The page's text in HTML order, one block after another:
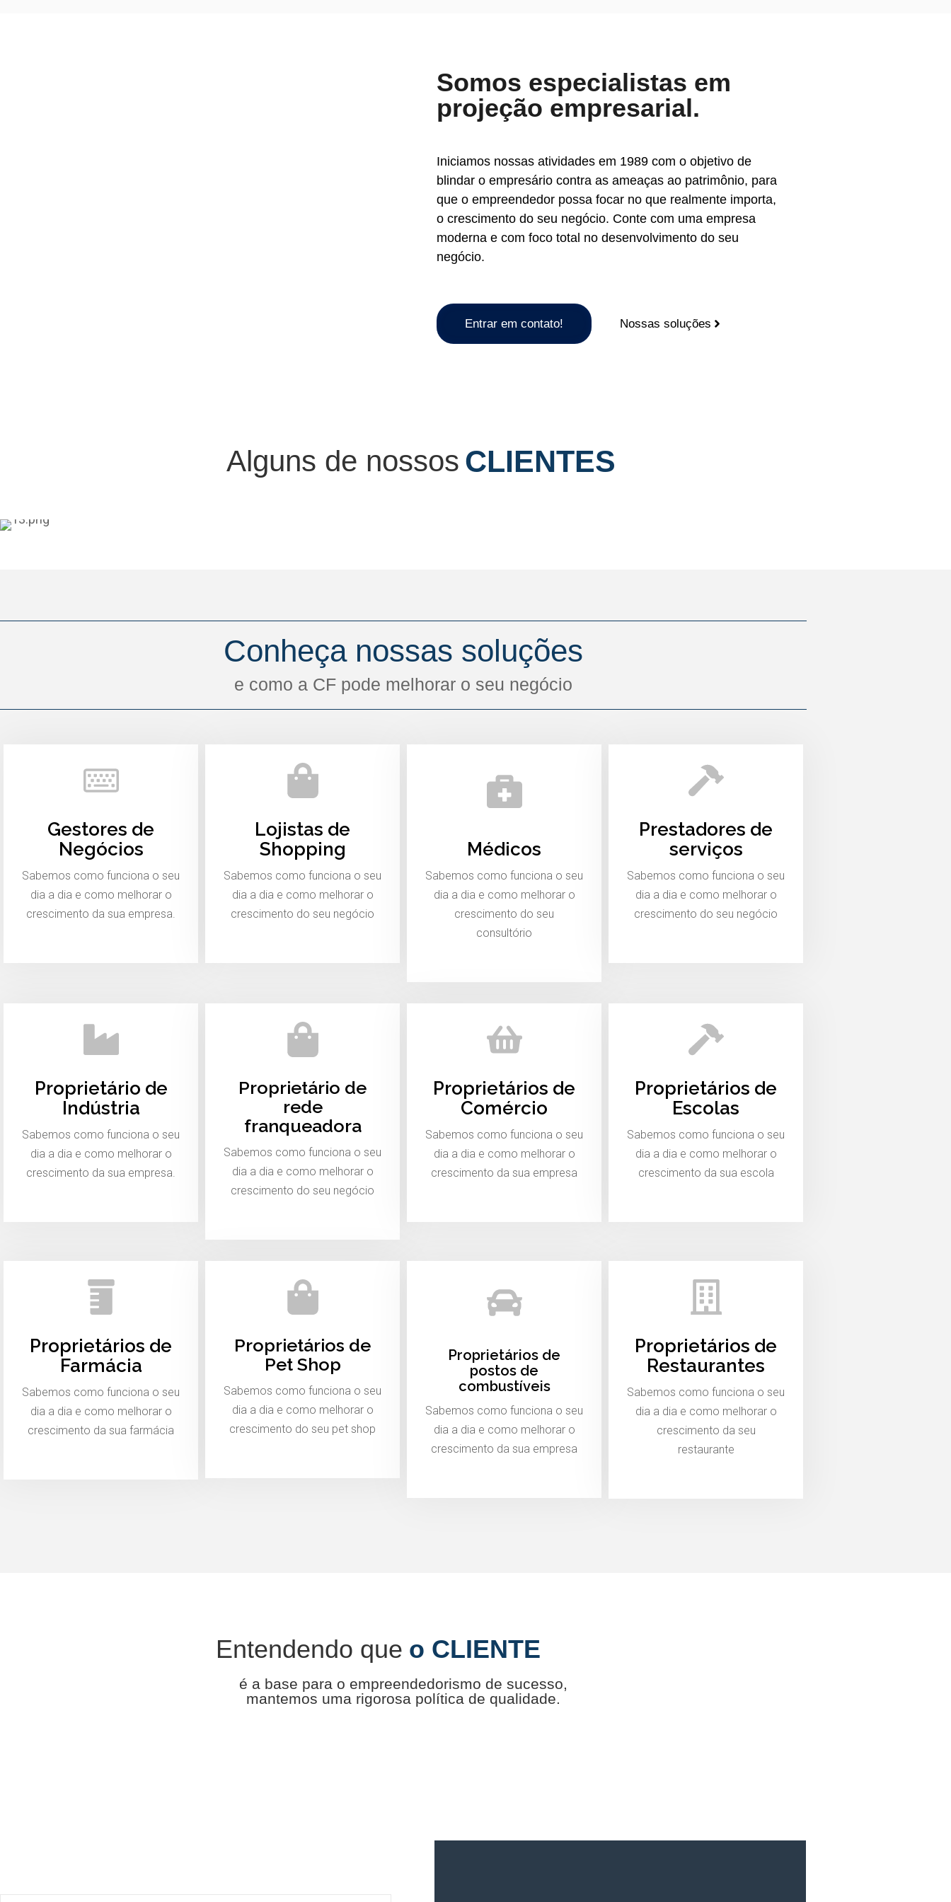
Somos especialistas em
projeção empresarial.
Iniciamos nossas atividades em 1989 com o objetivo de
blindar o empresário contra as ameaças ao patrimônio, para
que o empreendedor possa focar no que realmente importa,
o crescimento do seu negócio. Conte com uma empresa
moderna e com foco total no desenvolvimento do seu
negócio.
Entrar em contato! Nossas soluções
Alguns de nossos CLIENTES
Conheça nossas soluções
e como a CF pode melhorar o seu negócio
Gestores de
Negócios
Sabemos como funciona o seu
dia a dia e como melhorar o
crescimento da sua empresa.
Lojistas de
Shopping
Sabemos como funciona o seu
dia a dia e como melhorar o
crescimento do seu negócio
Médicos
Sabemos como funciona o seu
dia a dia e como melhorar o
crescimento do seu
consultório
Prestadores de
serviços
Sabemos como funciona o seu
dia a dia e como melhorar o
crescimento do seu negócio
Proprietário de
Indústria
Sabemos como funciona o seu
dia a dia e como melhorar o
crescimento da sua empresa.
Proprietário de
rede
franqueadora
Sabemos como funciona o seu
dia a dia e como melhorar o
crescimento do seu negócio
Proprietários de
Comércio
Sabemos como funciona o seu
dia a dia e como melhorar o
crescimento da sua empresa
Proprietários de
Escolas
Sabemos como funciona o seu
dia a dia e como melhorar o
crescimento da sua escola
Proprietários de
Farmácia
Sabemos como funciona o seu
dia a dia e como melhorar o
crescimento da sua farmácia
Proprietários de
Pet Shop
Sabemos como funciona o seu
dia a dia e como melhorar o
crescimento do seu pet shop
Proprietários de
postos de
combustíveis
Sabemos como funciona o seu
dia a dia e como melhorar o
crescimento da sua empresa
Proprietários de
Restaurantes
Sabemos como funciona o seu
dia a dia e como melhorar o
crescimento da seu
restaurante
Entendendo que o CLIENTE
é a base para o empreendedorismo de sucesso,
mantemos uma rigorosa política de qualidade.